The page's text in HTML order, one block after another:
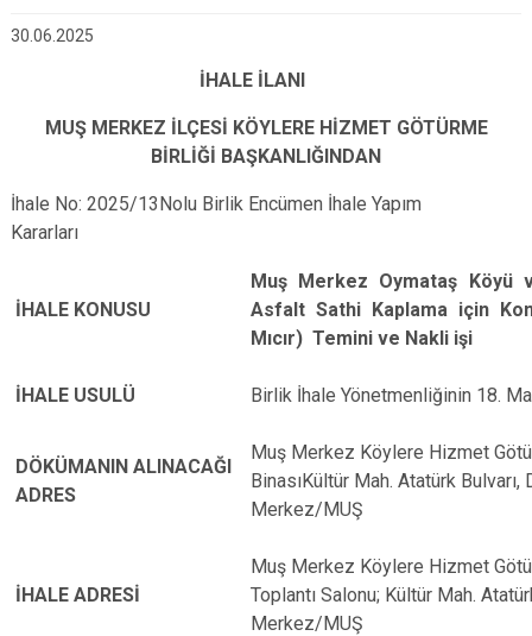
30.06.2025
İHALE İLANI
MUŞ MERKEZ İLÇESİ KÖYLERE HİZMET GÖTÜRME
BİRLİĞİ BAŞKANLIĞINDAN
İhale No: 2025/13Nolu Birlik Encümen İhale Yapım
Kararları
İHALE KONUSU
Muş Merkez Oymataş Köyü
Asfalt Sathi Kaplama için
Mıcır) Temini ve Nakli işi
İHALE USULÜ Birlik İhale Yönetmenliğinin 18.
DÖKÜMANIN ALINACAĞI
ADRES
Muş Merkez Köylere Hizmet
BinasıKültür Mah. Atatürk Bulvarı,
Merkez/MUŞ
İHALE ADRESİ
Muş Merkez Köylere Hizmet
Toplantı Salonu; Kültür Mah.
Merkez/MUŞ